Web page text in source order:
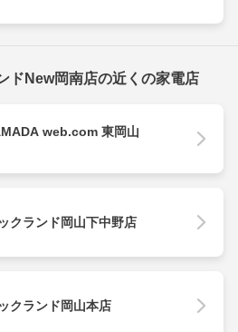
ドNew岡南店の近くの家電店
web.com 東岡山
クランド岡山下中野店
クランド岡山本店